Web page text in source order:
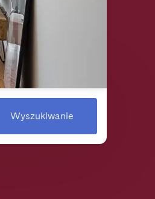
Wyszukiwanie